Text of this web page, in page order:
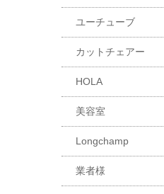
ユーチューブ
カットチェアー
HOLA
美容室
Longchamp
業者様